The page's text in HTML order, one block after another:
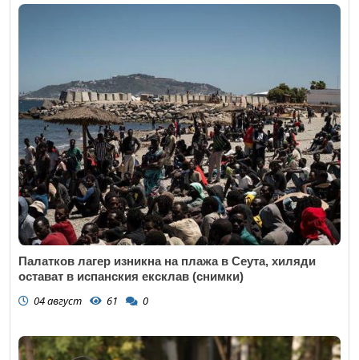
Палатков лагер изникна на плажа в Сеута, хиляди
остават в испанския ексклав (снимки)
04 август 61 0